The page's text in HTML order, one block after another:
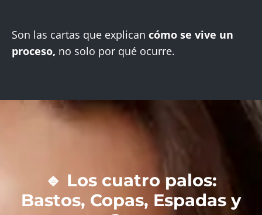
Son las cartas que explican cómo se vive un
proceso, no solo por qué ocurre.
🔹 Los cuatro palos:
Bastos, Copas, Espadas y